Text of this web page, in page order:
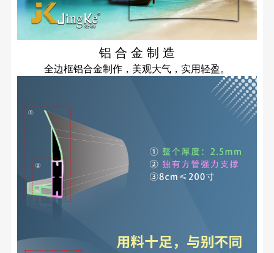
铝 合 金 制 造
全边框铝合金制作，美观大气，实用轻盈。